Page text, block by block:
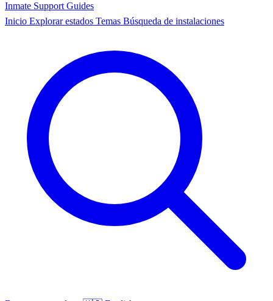
Inmate Support Guides
Inicio Explorar estados Temas Búsqueda de instalaciones